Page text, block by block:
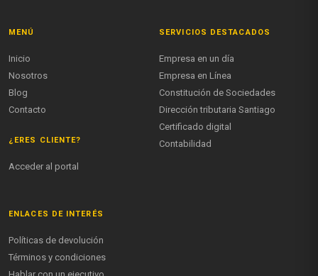
MENÚ
Inicio
Nosotros
Blog
Contacto
¿ERES CLIENTE?
Acceder al portal
SERVICIOS DESTACADOS
Empresa en un día
Empresa en Línea
Constitución de Sociedades
Dirección tributaria Santiago
Certificado digital
Contabilidad
ENLACES DE INTERÉS
Políticas de devolución
Términos y condiciones